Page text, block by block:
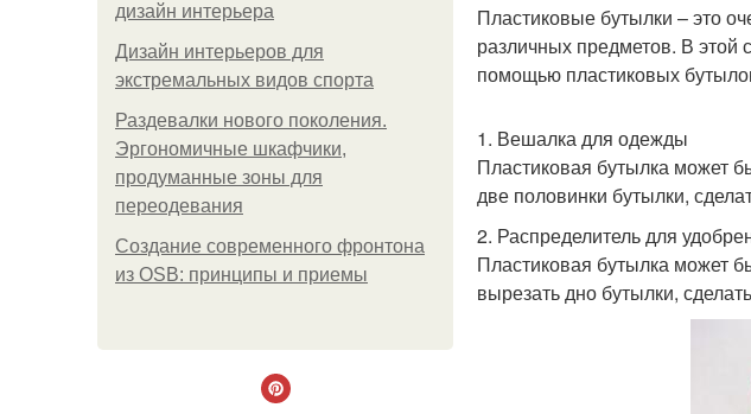
дизайн интерьера
Дизайн интерьеров для
экстремальных видов спорта
Раздевалки нового поколения.
Эргономичные шкафчики,
продуманные зоны для
переодевания
Создание современного фронтона
из OSB: принципы и приемы
Ажурная ваза
Бутылки в технике
Пластиковые бутылки – это
различных предметов. В этой
помощью пластиковых
1. Вешалка для одежды
Пластиковая бутылка может
две половинки бутылки,
2. Распределитель для
Пластиковая бутылка может
вырезать дно бутылки,